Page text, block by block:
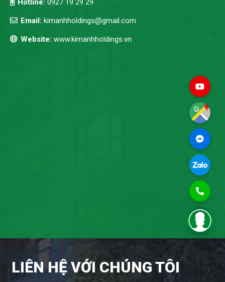
LIÊN HỆ VỚI CHÚNG TÔI
Hotline: 0927 19 29 29
Email: kimanhholdings@gmail.com
Website: www.kimanhholdings.vn